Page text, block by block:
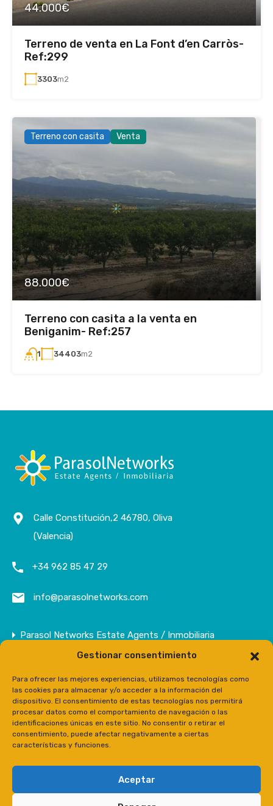
Gestionar consentimiento
Para ofrecer las mejores experiencias, utilizamos tecnologías como
las cookies para almacenar y/o acceder a la información del
dispositivo. El consentimiento de estas tecnologías nos permitirá
procesar datos como el comportamiento de navegación o las
identificaciones únicas en este sitio. No consentir o retirar el
consentimiento, puede afectar negativamente a ciertas
características y funciones.
Aceptar
44.000€
Terreno de venta en La Font d’en Carròs-
Ref:299
3303m2
Terreno con casita Venta
88.000€
Terreno con casita a la venta en
Beniganim- Ref:257
1 34403m2
Calle Constitución,2 46780, Oliva
(Valencia)
+34 962 85 47 29
info@parasolnetworks.com
Parasol Networks Estate Agents / Inmobiliaria
Inmuebles
Contacto
Prensa